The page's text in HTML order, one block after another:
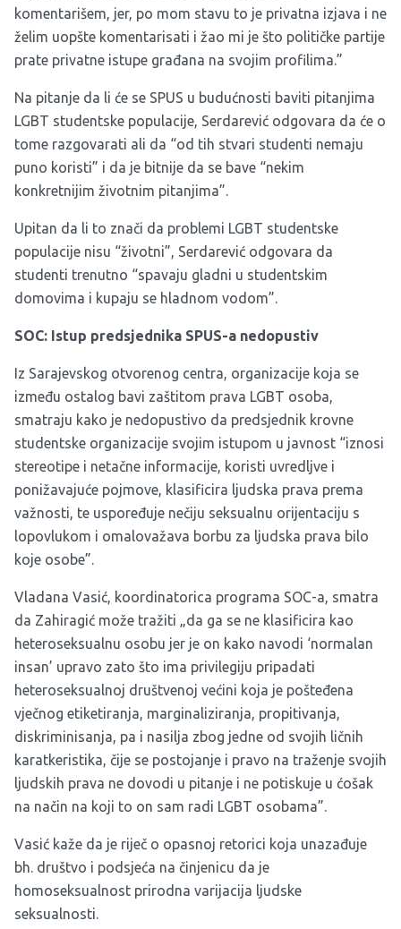
komentarišem, jer, po mom stavu to je privatna izjava i ne
želim uopšte komentarisati i žao mi je što političke partije
prate privatne istupe građana na svojim profilima.”
Na pitanje da li će se SPUS u budućnosti baviti pitanjima
LGBT studentske populacije, Serdarević odgovara da će o
tome razgovarati ali da “od tih stvari studenti nemaju
puno koristi” i da je bitnije da se bave “nekim
konkretnijim životnim pitanjima”.
Upitan da li to znači da problemi LGBT studentske
populacije nisu “životni”, Serdarević odgovara da
studenti trenutno “spavaju gladni u studentskim
domovima i kupaju se hladnom vodom”.
SOC: Istup predsjednika SPUS-a nedopustiv
Iz Sarajevskog otvorenog centra, organizacije koja se
između ostalog bavi zaštitom prava LGBT osoba,
smatraju kako je nedopustivo da predsjednik krovne
studentske organizacije svojim istupom u javnost “iznosi
stereotipe i netačne informacije, koristi uvredljve i
ponižavajuće pojmove, klasificira ljudska prava prema
važnosti, te uspoređuje nečiju seksualnu orijentaciju s
lopovlukom i omalovažava borbu za ljudska prava bilo
koje osobe”.
Vladana Vasić, koordinatorica programa SOC-a, smatra
da Zahiragić može tražiti „da ga se ne klasificira kao
heteroseksualnu osobu jer je on kako navodi ‘normalan
insan’ upravo zato što ima privilegiju pripadati
heteroseksualnoj društvenoj većini koja je pošteđena
vječnog etiketiranja, marginaliziranja, propitivanja,
diskriminisanja, pa i nasilja zbog jedne od svojih ličnih
karatkeristika, čije se postojanje i pravo na traženje svojih
ljudskih prava ne dovodi u pitanje i ne potiskuje u ćošak
na način na koji to on sam radi LGBT osobama”.
Vasić kaže da je riječ o opasnoj retorici koja unazađuje
bh. društvo i podsjeća na činjenicu da je
homoseksualnost prirodna varijacija ljudske
seksualnosti.